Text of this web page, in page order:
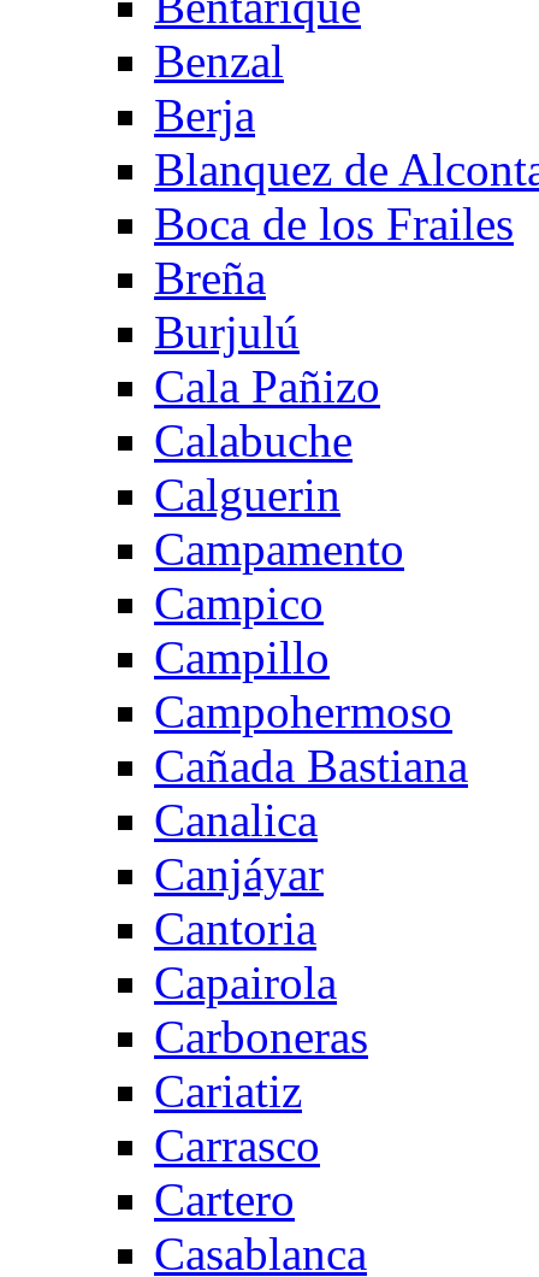
Benzal
Berja
Blanquez de
Boca de los Frailes
Breña
Burjulú
Cala Pañizo
Calabuche
Calguerin
Campamento
Campico
Campillo
Campohermoso
Cañada Bastiana
Canalica
Canjáyar
Cantoria
Capairola
Carboneras
Cariatiz
Carrasco
Cartero
Casablanca